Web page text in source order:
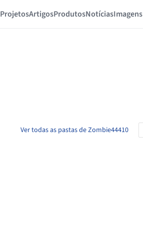
ProjetosArtigosProdutosNotíciasImagens
Ver todas as pastas de Zombie44410